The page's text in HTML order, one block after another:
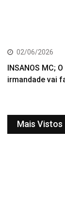
02/06/2026
INSANOS MC;
irmandade vai
Mais Vistos